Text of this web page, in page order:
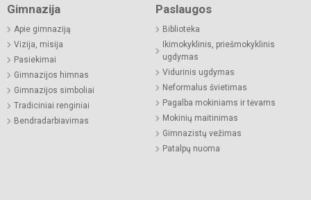
Gimnazija
Apie gimnaziją
Vizija, misija
Pasiekimai
Gimnazijos himnas
Gimnazijos simboliai
Tradiciniai renginiai
Bendradarbiavimas
Paslaugos
Biblioteka
Ikimokyklinis, priešmokyklinis
ugdymas
Vidurinis ugdymas
Neformalus švietimas
Pagalba mokiniams ir tėvams
Mokinių maitinimas
Gimnazistų vežimas
Patalpų nuoma